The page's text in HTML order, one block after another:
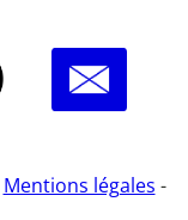
Mentions légales -